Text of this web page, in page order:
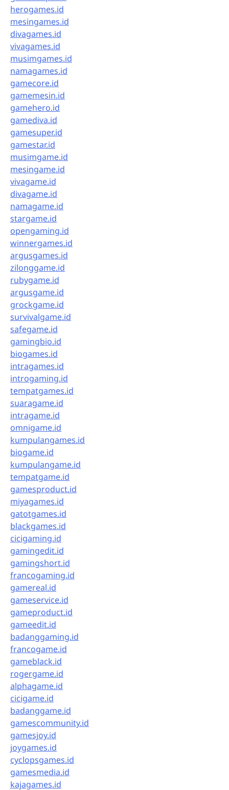
herogames.id
mesingames.id
divagames.id
vivagames.id
musimgames.id
namagames.id
gamecore.id
gamemesin.id
gamehero.id
gamediva.id
gamesuper.id
gamestar.id
musimgame.id
mesingame.id
vivagame.id
divagame.id
namagame.id
stargame.id
opengaming.id
winnergames.id
argusgames.id
zilonggame.id
rubygame.id
argusgame.id
grockgame.id
survivalgame.id
safegame.id
gamingbio.id
biogames.id
intragames.id
introgaming.id
tempatgames.id
suaragame.id
intragame.id
omnigame.id
kumpulangames.id
biogame.id
kumpulangame.id
tempatgame.id
gamesproduct.id
miyagames.id
gatotgames.id
blackgames.id
cicigaming.id
gamingedit.id
gamingshort.id
francogaming.id
gamereal.id
gameservice.id
gameproduct.id
gameedit.id
badanggaming.id
francogame.id
gameblack.id
rogergame.id
alphagame.id
cicigame.id
badanggame.id
gamescommunity.id
gamesjoy.id
joygames.id
cyclopsgames.id
gamesmedia.id
kajagames.id